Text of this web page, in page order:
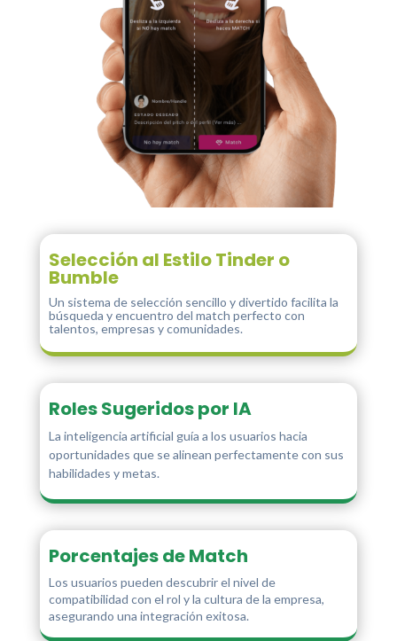
Selección al Estilo Tinder o
Bumble
Un sistema de selección sencillo y divertido facilita la
búsqueda y encuentro del match perfecto con
talentos, empresas y comunidades.
Roles Sugeridos por IA
La inteligencia artificial guía a los usuarios hacia
oportunidades que se alinean perfectamente con sus
habilidades y metas.
Porcentajes de Match
Los usuarios pueden descubrir el nivel de
compatibilidad con el rol y la cultura de la empresa,
asegurando una integración exitosa.